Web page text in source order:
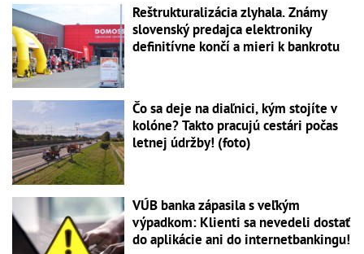
Reštrukturalizácia zlyhala. Známy
slovenský predajca elektroniky
definitívne končí a mieri k bankrotu
Čo sa deje na diaľnici, kým stojíte v
kolóne? Takto pracujú cestári počas
letnej údržby! (foto)
VÚB banka zápasila s veľkým
výpadkom: Klienti sa nevedeli dostať
do aplikácie ani do internetbankingu!